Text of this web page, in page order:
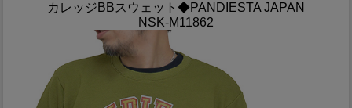
カレッジBBスウェット◆PANDIESTA JAPAN
NSK-M11862